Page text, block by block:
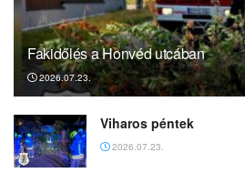
Fakidőlés a Honvéd utcában
2026.07.23.
Viharos péntek
2026.07.23.